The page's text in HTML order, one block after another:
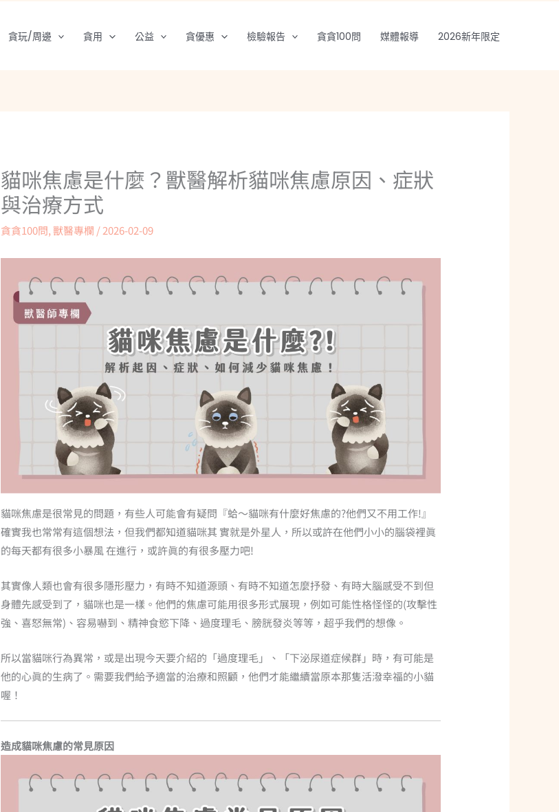
貪玩/周邊 貪用 公益 貪優惠 檢驗報告 貪貪100問 媒體報導 2026新年限定
貓咪焦慮是什麼？獸醫解析貓咪焦慮原因、症狀
與治療方式
貪貪100問,獸醫專欄 /2026-02-09
貓咪焦慮是很常見的問題，有些人可能會有疑問『蛤〜貓咪有什麼好焦慮的?他們又不用工作!』
確實我也常常有這個想法，但我們都知道貓咪其 實就是外星人，所以或許在他們小小的腦袋裡眞
的每天都有很多小暴風 在進行，或許眞的有很多壓力吧!
其實像人類也會有很多隱形壓力，有時不知道源頭、有時不知道怎麼抒發、有時大腦感受不到但
身體先感受到了，貓咪也是一樣。他們的焦慮可能用很多形式展現，例如可能性格怪怪的(攻擊性
強、喜怒無常)、容易嚇到、精神⻝慾下降、過度理毛、膀胱發炎等等，超乎我們的想像。
所以當貓咪行為異常，或是出現今天要介紹的「過度理毛」、「下泌尿道症候群」時，有可能是
他的心眞的生病了。需要我們給予適當的治療和照顧，他們才能繼續當原本那隻活潑幸福的小貓
喔！
造成貓咪焦慮的常見原因